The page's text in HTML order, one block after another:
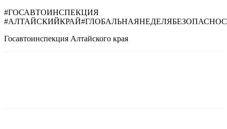
#ГОСАВТОИНСПЕКЦИЯ
Госавтоинспекция Алтайского края